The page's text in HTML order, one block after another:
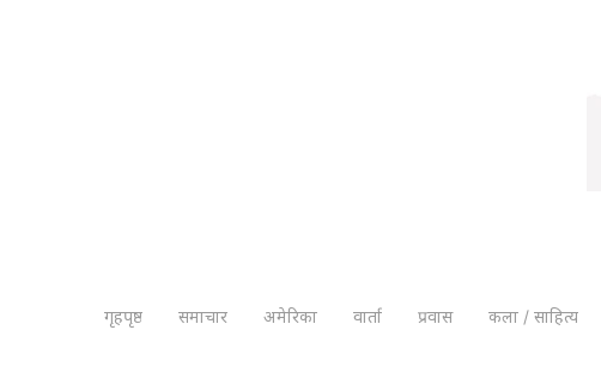
गृहपृष्ठ समाचार अमेरिका वार्ता प्रवास कला / साहित्य